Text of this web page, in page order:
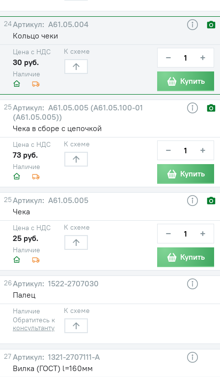
24
А61.05.004
Кольцо чеки
Наличие
Цена с НДС
30 руб.
К схеме − +
Купить
25
А61.05.005 (А61.05.100-01
(А61.05.005))
Чека в сборе с цепочкой
Наличие
Цена с НДС
73 руб.
К схеме − +
Купить
25
А61.05.005
Чека
Наличие
Цена с НДС
25 руб.
К схеме − +
Купить
26
1522-2707030
Палец
Наличие
Обратитесь к
консультанту
К схеме
27
1321-2707111-А
Вилка (ГОСТ) l=160мм